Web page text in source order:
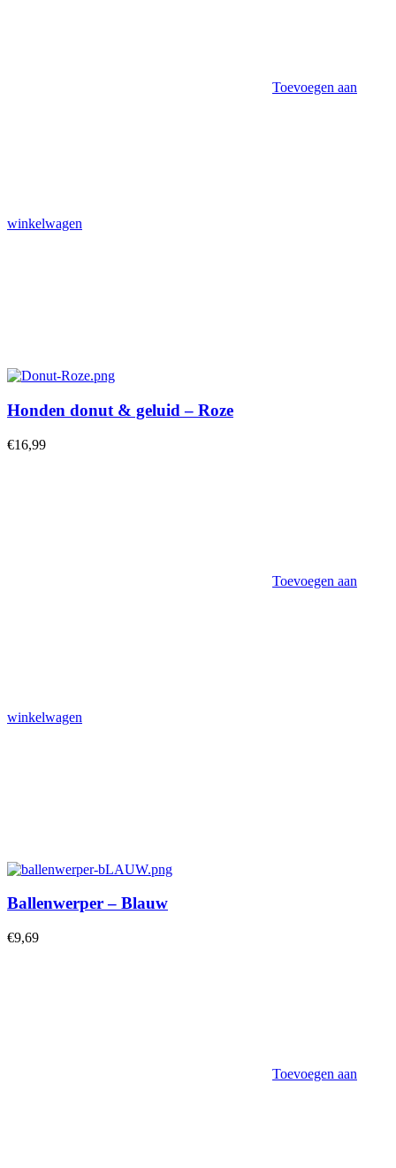
Toevoegen aan
winkelwagen
Honden donut & geluid – Roze
€16,99
Toevoegen aan
winkelwagen
Ballenwerper – Blauw
€9,69
Toevoegen aan